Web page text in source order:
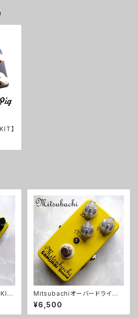
】
Mitsubachiオーバードライブ
キット【BASIC KIT】
¥6,500